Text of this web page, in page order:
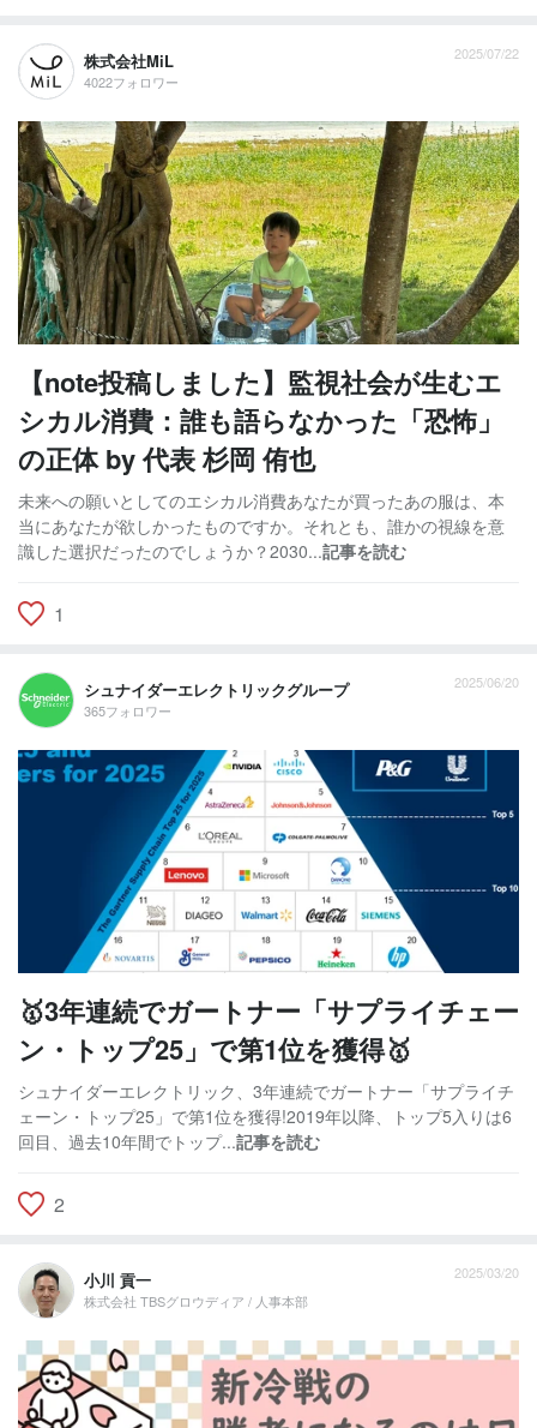
株式会社MiL
4022フォロワー
2025/07/22
【note投稿しました】監視社会が生むエ
シカル消費：誰も語らなかった「恐怖」
の正体 by 代表 杉岡 侑也
未来への願いとしてのエシカル消費あなたが買ったあの服は、本
当にあなたが欲しかったものですか。それとも、誰かの視線を意
識した選択だったのでしょうか？2030...記事を読む
1
シュナイダーエレクトリックグループ
365フォロワー
2025/06/20
🥇3年連続でガートナー「サプライチェー
ン・トップ25」で第1位を獲得🥇
シュナイダーエレクトリック、3年連続でガートナー「サプライチ
ェーン・トップ25」で第1位を獲得!2019年以降、トップ5入りは6
回目、過去10年間でトップ...記事を読む
2
小川 貢一
株式会社 TBSグロウディア / 人事本部
2025/03/20